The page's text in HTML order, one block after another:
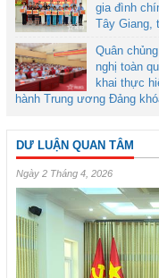
gia đình
Tây Giang,
Quân
nghị toàn
khai thực
hành Trung ương Đảng
DƯ LUẬN QUAN TÂM
Ngày 2 Tháng 4, 2026